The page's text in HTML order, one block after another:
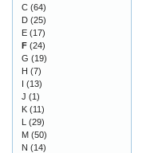
C (64)
D (25)
E (17)
F (24)
G (19)
H (7)
I (13)
J (1)
K (11)
L (29)
M (50)
N (14)